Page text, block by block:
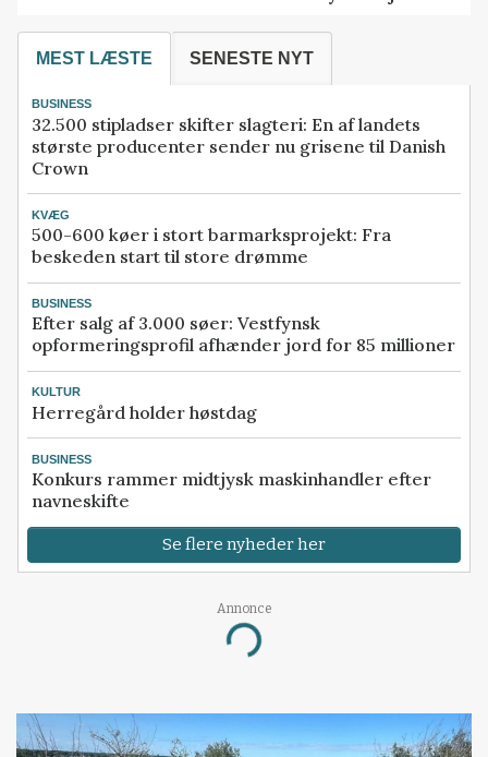
MEST LÆSTE SENESTE NYT
BUSINESS
32.500 stipladser skifter slagteri: En af landets
største producenter sender nu grisene til Danish
Crown
KVÆG
500-600 køer i stort barmarksprojekt: Fra
beskeden start til store drømme
BUSINESS
Efter salg af 3.000 søer: Vestfynsk
opformeringsprofil afhænder jord for 85 millioner
KULTUR
Herregård holder høstdag
BUSINESS
Konkurs rammer midtjysk maskinhandler efter
navneskifte
Se flere nyheder her
Annonce
Loading...